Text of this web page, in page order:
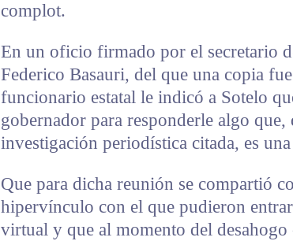
complot.
En un oficio firmado por el secretario
Federico Basauri, del que una copia
funcionario estatal le indicó a Sotelo
gobernador para responderle algo que,
investigación periodística citada, es
Que para dicha reunión se compartió
hipervínculo con el que pudieron
virtual y que al momento del desahogo